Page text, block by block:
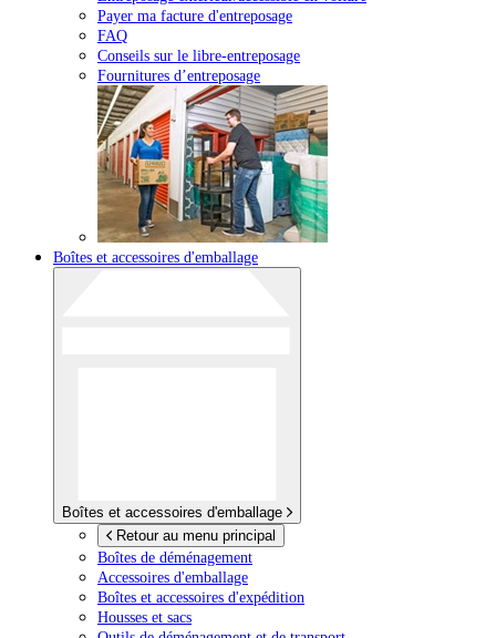
Payer ma facture d'entreposage
FAQ
Conseils sur le libre-entreposage
Fournitures d’entreposage
Boîtes et accessoires d'emballage
Boîtes et accessoires d'emballage
Retour au menu principal
Boîtes de déménagement
Accessoires d'emballage
Boîtes et accessoires d'expédition
Housses et sacs